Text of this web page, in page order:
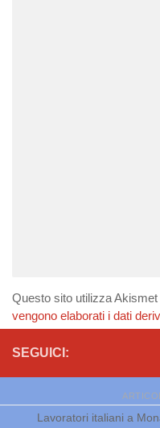
Questo sito utilizza
vengono elaborati i dati
SEGUICI:
Lavoratori italiani a